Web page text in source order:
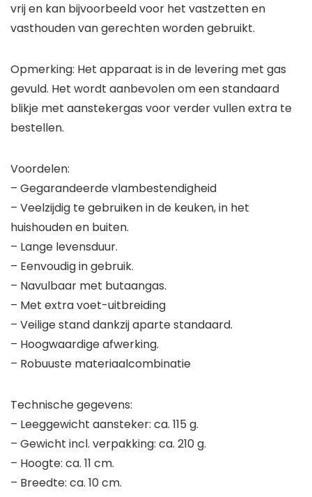
vrij en kan bijvoorbeeld voor het vastzetten en
vasthouden van gerechten worden gebruikt.
Opmerking: Het apparaat is in de levering met gas
gevuld. Het wordt aanbevolen om een standaard
blikje met aanstekergas voor verder vullen extra te
bestellen.
Voordelen:
– Gegarandeerde vlambestendigheid
– Veelzijdig te gebruiken in de keuken, in het
huishouden en buiten.
– Lange levensduur.
– Eenvoudig in gebruik.
– Navulbaar met butaangas.
– Met extra voet-uitbreiding
– Veilige stand dankzij aparte standaard.
– Hoogwaardige afwerking.
– Robuuste materiaalcombinatie
Technische gegevens:
– Leeggewicht aansteker: ca. 115 g.
– Gewicht incl. verpakking: ca. 210 g.
– Hoogte: ca. 11 cm.
– Breedte: ca. 10 cm.